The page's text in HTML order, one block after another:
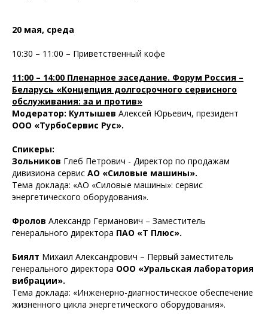
20 мая, среда
10:30 – 11:00 – Приветственный кофе
11:00 – 14:00 Пленарное заседание. Форум Россия –
Беларусь «Концепция долгосрочного сервисного
обслуживания: за и против»
Модератор: Култышев Алексей Юрьевич, президент
ООО «ТурбоСервис Рус».
Спикеры:
Зольников Глеб Петрович - Директор по продажам
дивизиона сервис АО «Силовые машины».
Тема доклада: «АО «Силовые машины»: сервис
энергетического оборудования».
Фролов Александр Германович – Заместитель
генерального директора ПАО «Т Плюс».
Биялт Михаил Александрович – Первый заместитель
генерального директора ООО «Уральская лаборатория
вибрации».
Тема доклада: «Инженерно-диагностическое обеспечение
жизненного цикла энергетического оборудования».